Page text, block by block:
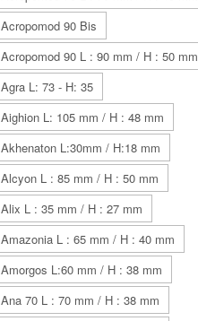
Acropomod 90 Bis
Acropomod 90 L : 90 mm / H : 50 mm
Agra L: 73 - H: 35
Aighion L: 105 mm / H : 48 mm
Akhenaton L:30mm / H:18 mm
Alcyon L : 85 mm / H : 50 mm
Alix L : 35 mm / H : 27 mm
Amazonia L : 65 mm / H : 40 mm
Amorgos L:60 mm / H : 38 mm
Ana 70 L : 70 mm / H : 38 mm